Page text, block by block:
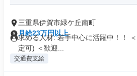
三重県伊賀市緑ケ丘南町
月給23万円以上
求める人材: 若手中心に活躍中！！
定可) ＜歓迎...
交通費支給